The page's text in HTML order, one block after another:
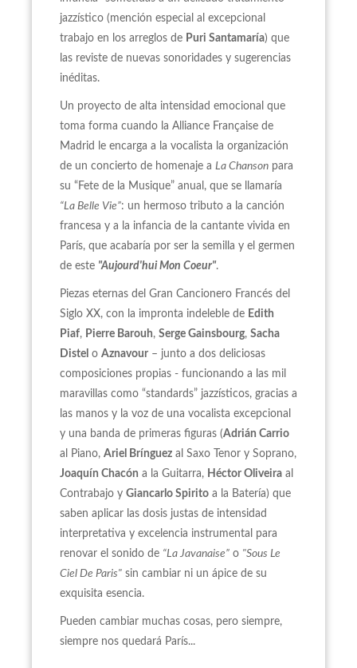
jazzístico (mención especial al excepcional
trabajo en los arreglos de Puri Santamaría) que
las reviste de nuevas sonoridades y sugerencias
inéditas.
Un proyecto de alta intensidad emocional que
toma forma cuando la Alliance Française de
Madrid le encarga a la vocalista la organización
de un concierto de homenaje a La Chanson para
su “Fete de la Musique” anual, que se llamaría
“La Belle Vie”: un hermoso tributo a la canción
francesa y a la infancia de la cantante vivida en
París, que acabaría por ser la semilla y el germen
de este "Aujourd'hui Mon Coeur".
Piezas eternas del Gran Cancionero Francés del
Siglo XX, con la impronta indeleble de Edith
Piaf, Pierre Barouh, Serge Gainsbourg, Sacha
Distel o Aznavour – junto a dos deliciosas
composiciones propias - funcionando a las mil
maravillas como “standards” jazzísticos, gracias a
las manos y la voz de una vocalista excepcional
y una banda de primeras figuras (Adrián Carrio
al Piano, Ariel Brínguez al Saxo Tenor y Soprano,
Joaquín Chacón a la Guitarra, Héctor Oliveira al
Contrabajo y Giancarlo Spirito a la Batería) que
saben aplicar las dosis justas de intensidad
interpretativa y excelencia instrumental para
renovar el sonido de “La Javanaise” o "Sous Le
Ciel De Paris" sin cambiar ni un ápice de su
exquisita esencia.
Pueden cambiar muchas cosas, pero siempre,
siempre nos quedará París...